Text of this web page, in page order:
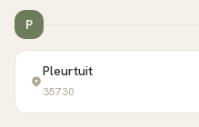
P
Pleurtuit
35730